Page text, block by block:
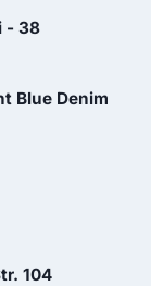
- 38
Blue Denim
104